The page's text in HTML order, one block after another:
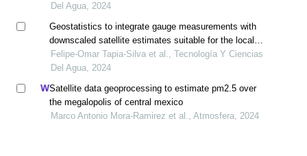
Del Agua, 2024
Geostatistics to integrate gauge measurements with
downscaled satellite estimates suitable for the local
scale
Felipe-Omar Tapia-Silva et al., Tecnología Y Ciencias
Del Agua, 2024
Satellite data geoprocessing to estimate pm2.5 over
the megalopolis of central mexico
Marco Antonio Mora-Ramirez et al., Atmosfera, 2024